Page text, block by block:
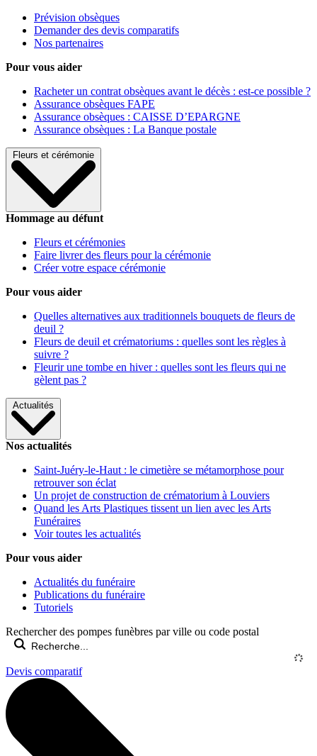
Prévision obsèques
Demander des devis comparatifs
Nos partenaires
Pour vous aider
Racheter un contrat obsèques avant le décès : est-ce possible ?
Assurance obsèques FAPE
Assurance obsèques : CAISSE D’EPARGNE
Assurance obsèques : La Banque postale
Fleurs et cérémonie
Hommage au défunt
Fleurs et cérémonies
Faire livrer des fleurs pour la cérémonie
Créer votre espace cérémonie
Pour vous aider
Quelles alternatives aux traditionnels bouquets de fleurs de
deuil ?
Fleurs de deuil et crématoriums : quelles sont les règles à
suivre ?
Fleurir une tombe en hiver : quelles sont les fleurs qui ne
gèlent pas ?
Actualités
Nos actualités
Saint-Juéry-le-Haut : le cimetière se métamorphose pour
retrouver son éclat
Un projet de construction de crématorium à Louviers
Quand les Arts Plastiques tissent un lien avec les Arts
Funéraires
Voir toutes les actualités
Pour vous aider
Actualités du funéraire
Publications du funéraire
Tutoriels
Rechercher des pompes funèbres par ville ou code postal
Devis comparatif